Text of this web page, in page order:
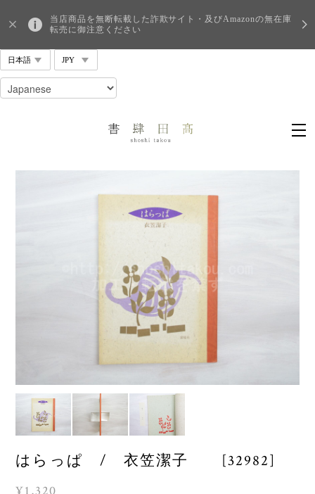
当店商品を無断転載した詐欺サイト・及びAmazonの無在庫
転売に御注意ください
はらっぱ / 衣笠潔子 [32982]